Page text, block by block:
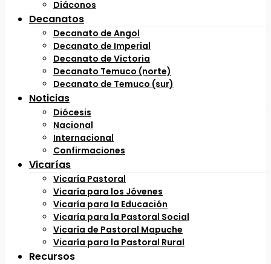
Diáconos
Decanatos
Decanato de Angol
Decanato de Imperial
Decanato de Victoria
Decanato Temuco (norte)
Decanato de Temuco (sur)
Noticias
Diócesis
Nacional
Internacional
Confirmaciones
Vicarías
Vicaría Pastoral
Vicaría para los Jóvenes
Vicaría para la Educación
Vicaría para la Pastoral Social
Vicaría de Pastoral Mapuche
Vicaría para la Pastoral Rural
Recursos